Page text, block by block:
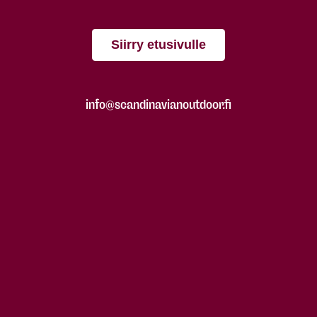
Siirry etusivulle
info@scandinavianoutdoor.fi